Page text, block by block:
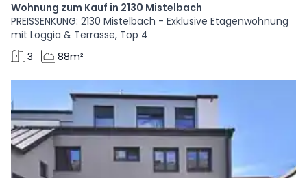
Wohnung zum Kauf in 2130 Mistelbach
PREISSENKUNG: 2130 Mistelbach - Exklusive Etagenwohnung
mit Loggia & Terrasse, Top 4
3
88m²